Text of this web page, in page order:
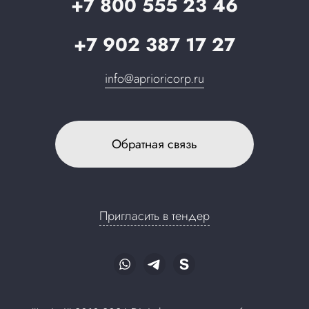
+7 800 555 23 46
+7 902 387 17 27
info@aprioricorp.ru
Обратная связь
Пригласить в тендер